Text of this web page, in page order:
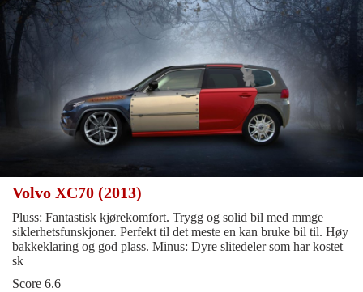
Volvo XC70 (2013)
Pluss: Fantastisk kjørekomfort. Trygg og solid bil med mmge
siklerhetsfunskjoner. Perfekt til det meste en kan bruke bil til. Høy
bakkeklaring og god plass. Minus: Dyre slitedeler som har kostet
sk
Score 6.6